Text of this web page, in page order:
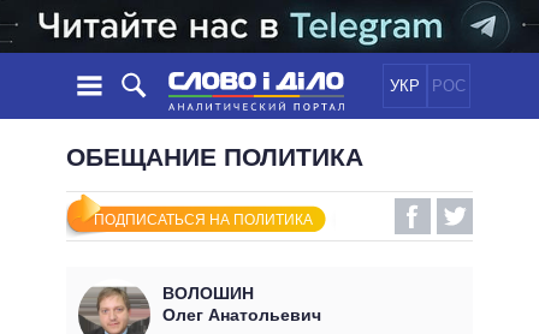
УКР РОС
НОВОСТИ
ЛЕНТА
СОБЫТИЯ
МНЕНИЯ
ПОЛИТИКА
ЭКОНОМИКА
МИР
ОБЕЩАНИЯ
ВСЕ ПОЛИТИКИИНФОГРАФИКА
ОБЕЩАНИЕ ПОЛИТИКА
ПОДПИСАТЬСЯ НА ПОЛИТИКА
ВОЛОШИН
Олег Анатольевич